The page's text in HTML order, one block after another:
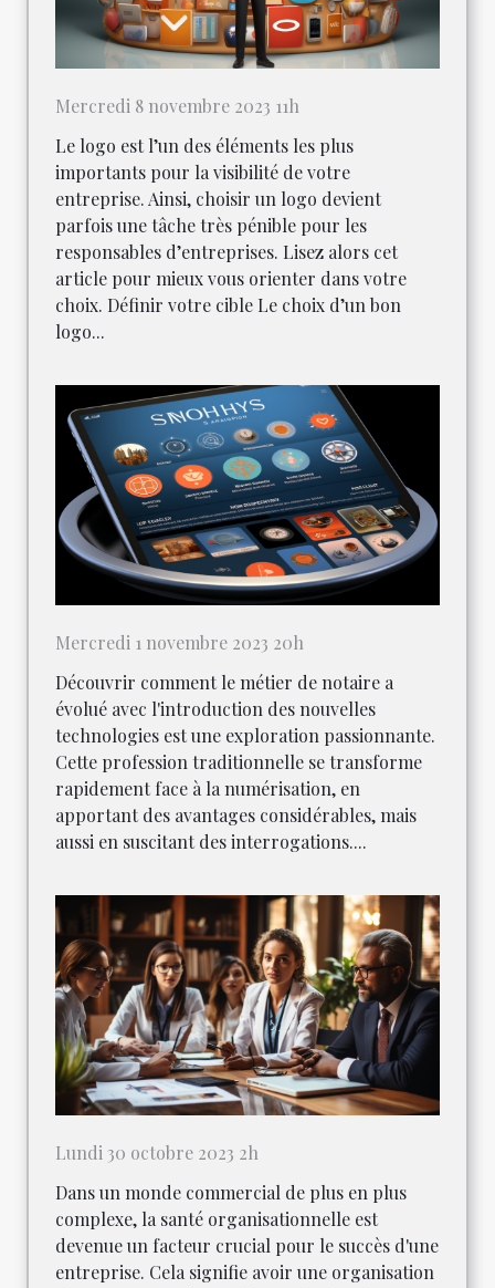
Mercredi 8 novembre 2023 11h
Le logo est l’un des éléments les plus
importants pour la visibilité de votre
entreprise. Ainsi, choisir un logo devient
parfois une tâche très pénible pour les
responsables d’entreprises. Lisez alors cet
article pour mieux vous orienter dans votre
choix. Définir votre cible Le choix d’un bon
logo...
Mercredi 1 novembre 2023 20h
Découvrir comment le métier de notaire a
évolué avec l'introduction des nouvelles
technologies est une exploration passionnante.
Cette profession traditionnelle se transforme
rapidement face à la numérisation, en
apportant des avantages considérables, mais
aussi en suscitant des interrogations....
Lundi 30 octobre 2023 2h
Dans un monde commercial de plus en plus
complexe, la santé organisationnelle est
devenue un facteur crucial pour le succès d'une
entreprise. Cela signifie avoir une organisation